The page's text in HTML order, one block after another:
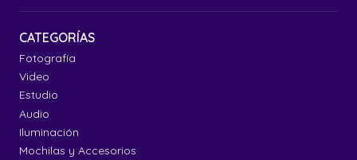
CATEGORÍAS
Fotografía
Video
Estudio
Audio
Iluminación
Mochilas y Accesorios